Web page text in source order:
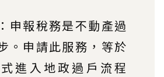
：申報稅務是不動產過
。申請此服務，等於
進入地政過戶流程